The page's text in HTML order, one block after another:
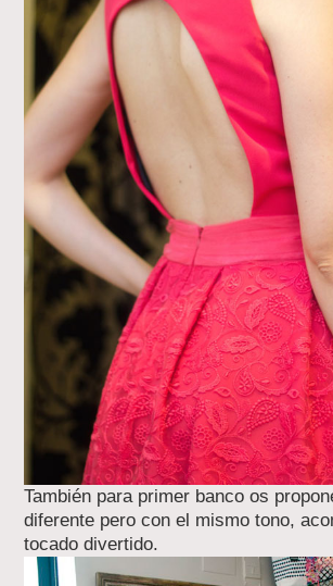
También para primer banco os
diferente pero con el mismo tono,
tocado divertido.